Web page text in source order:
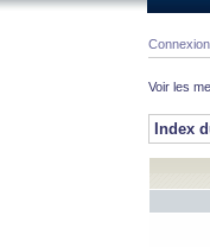
Connexion
Voir les
Index